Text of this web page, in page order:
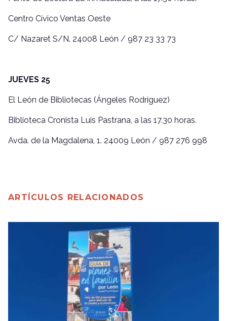
Centro Cívico Ventas Oeste
C/ Nazaret S/N. 24008 León / 987 23 33 73
JUEVES 25
El León de Bibliotecas (Ángeles Rodríguez)
Biblioteca Cronista Luis Pastrana, a las 17.30 horas.
Avda. de la Magdalena, 1. 24009 León / 987 276 998
ARTÍCULOS RELACIONADOS